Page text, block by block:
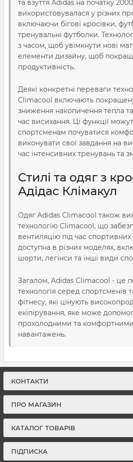
та взуття Adidas на початку
використовувалася у різних
включаючи бігові кросівки,
тренувальні футболки.
з часом, щоб увімкнути нові
елементи дизайну, щоб
продуктивність.
Деякі конкретні переваги
Climacool включають
зниження накопичення тепла
час висихання. Ці функції
спортсменам почуватися
виконувати свої завдання на
час інтенсивних тренувань та
Стилі та одяг з
Адідас Клімакул
Одяг Adidas Climacool також
технологію Climacool, що
вентиляцію під час спортивних
доступна в різних моделях,
шорти, легінси та інші види
Загалом, Adidas Climacool - це
технологія серед спортсменів
фітнесу, які цінують
екіпірування, яке може
прохолодними та комфортними
навантажень.
КОНТАКТИ
ПРО МАГАЗИН
КАТАЛОГ ТОВАРІВ
ПІДПИСКА